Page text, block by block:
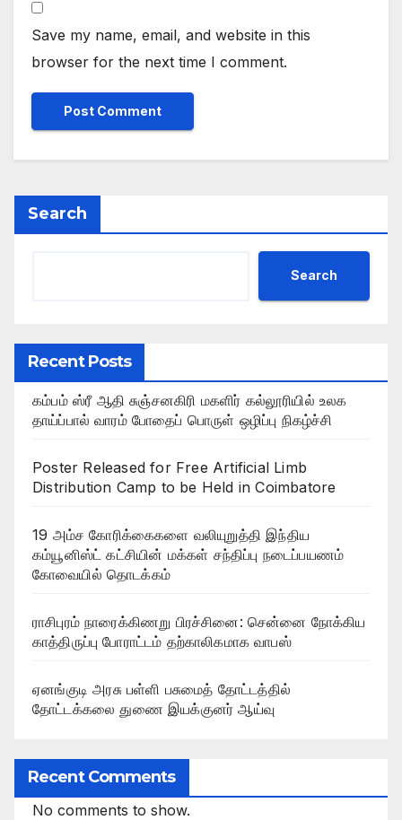
Save my name, email, and website in this
browser for the next time I comment.
Search
Search
Recent Posts
கம்பம் ஸ்ரீ ஆதி சுஞ்சனகிரி மகளிர் கல்லூரியில் உலக
தாய்ப்பால் வாரம் போதைப் பொருள் ஒழிப்பு நிகழ்ச்சி
Poster Released for Free Artificial Limb
Distribution Camp to be Held in Coimbatore
19 அம்ச கோரிக்கைகளை வலியுறுத்தி இந்திய
கம்யூனிஸ்ட் கட்சியின் மக்கள் சந்திப்பு நடைப்பயணம்
கோவையில் தொடக்கம்
ராசிபுரம் நாரைக்கிணறு பிரச்சினை: சென்னை நோக்கிய
காத்திருப்பு போராட்டம் தற்காலிகமாக வாபஸ்
ஏனங்குடி அரசு பள்ளி பசுமைத் தோட்டத்தில்
தோட்டக்கலை துணை இயக்குனர் ஆய்வு
Recent Comments
No comments to show.